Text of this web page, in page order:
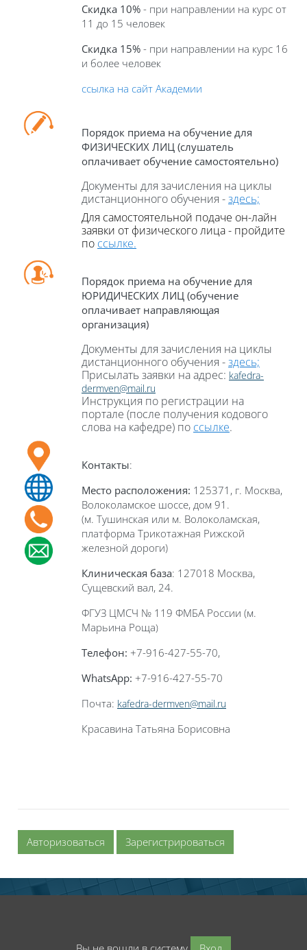
Скидка 10% - при направлении на курс от
11 до 15 человек
Скидка 15% - при направлении на курс 16
и более человек
ссылка на сайт Академии
Порядок приема на обучение для
ФИЗИЧЕСКИХ ЛИЦ (слушатель
оплачивает обучение самостоятельно)
Документы для зачисления на циклы
дистанционного обучения -здесь;
Для самостоятельной подаче он-лайн
заявки от физического лица - пройдите
по ссылке.
Порядок приема на обучение для
ЮРИДИЧЕСКИХ ЛИЦ (обучение
оплачивает направляющая
организация)
Документы для зачисления на циклы
дистанционного обучения -здесь;
Присылать заявки на адрес: kafedra-
dermven@mail.ru
Инструкция по регистрации на
портале (после получения кодового
слова на кафедре) по ссылке.
Контакты:
Место расположения: 125371, г. Москва,
Волоколамское шоссе, дом 91.
(м. Тушинская или м. Волоколамская,
платформа Трикотажная Рижской
железной дороги)
Клиническая база: 127018 Москва,
Сущевский вал, 24.
ФГУЗ ЦМСЧ № 119 ФМБА России (м.
Марьина Роща)
Телефон: +7-916-427-55-70,
WhatsApp: +7-916-427-55-70
Почта: kafedra-dermven@mail.ru
Красавина Татьяна Борисовна
Авторизоваться Зарегистрироваться